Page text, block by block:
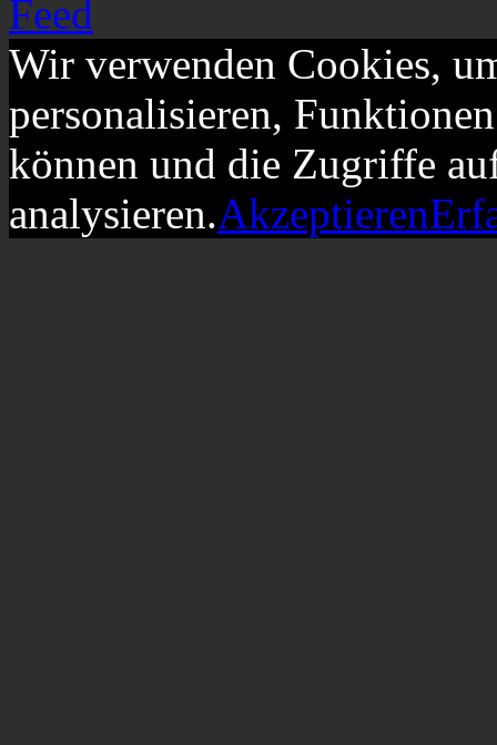
Wir verwenden Cookies,
personalisieren,
können und die Zugriffe
analysieren.Akzeptieren